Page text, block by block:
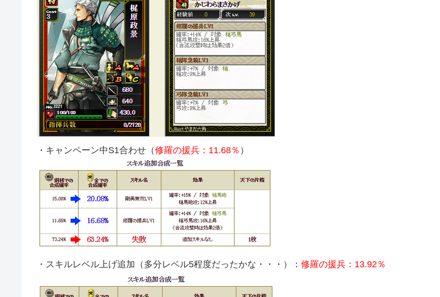
・キャンペーン中S1合わせ（修羅の援兵：11.68％ ）
・スキルレベル上げ追加（多分レベル5程度だったかな・・・）： 修羅の援兵：13.92％